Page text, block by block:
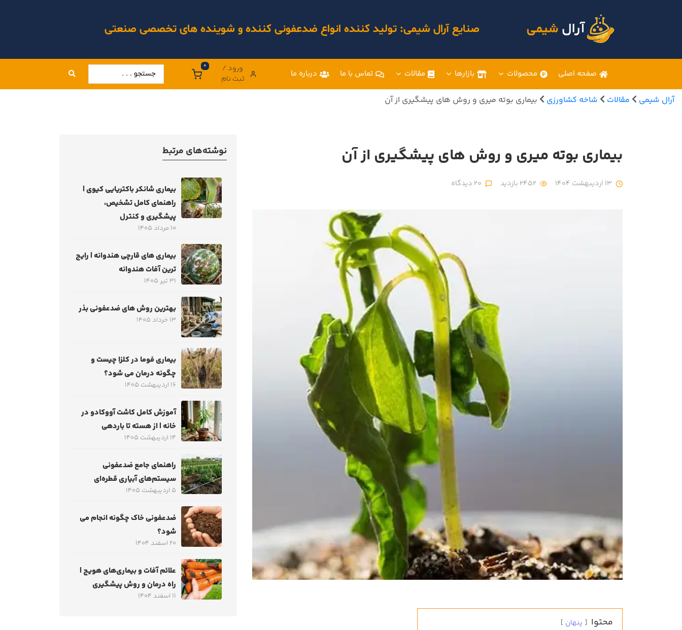
صنایع آرال شیمی: تولید کننده انواع ضدعفونی کننده و شوینده های تخصصی صنعتی
صفحه اصلی محصولات بازارها مقالات تماس با ما درباره ما
ورود /
ثبت نام
0
آرال شیمی مقالات شاخه کشاورزی بیماری بوته میری و روش های پیشگیری از آن
بیماری بوته میری و روش های پیشگیری از آن
محتوا پنهان
نوشته‌های مرتبط
بیماری شانکر باکتریایی کیوی |
راهنمای کامل تشخیص،
پیشگیری و کنترل
10 مرداد 1405
بیماری های قارچی هندوانه | رایج
ترین آفات هندوانه
31 تیر 1405
بهترین روش های ضدعفونی بذر
13 خرداد 1405
بیماری فوما در کلزا چیست و
چگونه درمان می شود؟
16 اردیبهشت 1405
آموزش کامل کاشت آووکادو در
خانه | از هسته تا باردهی
14 اردیبهشت 1405
راهنمای جامع ضدعفونی
سیستم‌های آبیاری قطره‌ای
5 اردیبهشت 1405
ضدعفونی خاک چگونه انجام می
شود؟
20 اسفند 1404
علائم آفات و بیماری‌های هویج |
راه درمان و روش پیشگیری
11 اسفند 1404